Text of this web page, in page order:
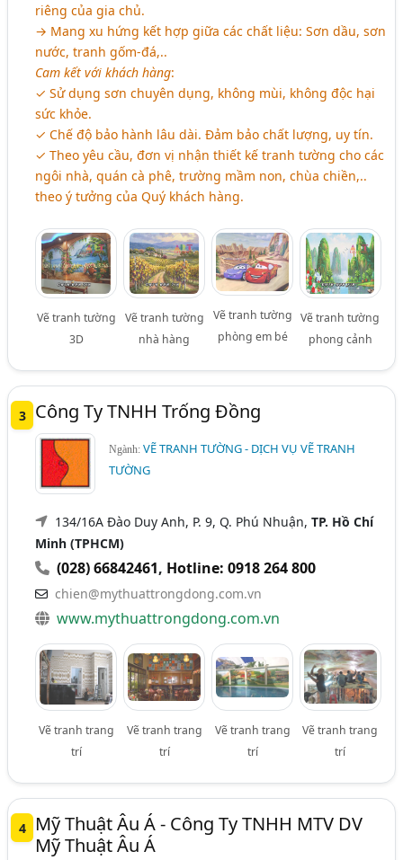
riêng của gia chủ.
→ Mang xu hứng kết hợp giữa các chất liệu: Sơn dầu, sơn
nước, tranh gốm-đá,..
Cam kết với khách hàng:
✓ Sử dụng sơn chuyên dụng, không mùi, không độc hại
sức khỏe.
✓ Chế độ bảo hành lâu dài. Đảm bảo chất lượng, uy tín.
✓ Theo yêu cầu, đơn vị nhận thiết kế tranh tường cho các
ngôi nhà, quán cà phê, trường mầm non, chùa chiền,..
theo ý tưởng của Quý khách hàng.
Vẽ tranh tường
3D
Vẽ tranh tường
nhà hàng
Vẽ tranh tường
phòng em bé
Vẽ tranh tường
phong cảnh
3 Công Ty TNHH Trống Đồng
Ngành:VẼ TRANH TƯỜNG - DỊCH VỤ VẼ TRANH
TƯỜNG
134/16A Đào Duy Anh, P. 9, Q. Phú Nhuận,TP. Hồ Chí
Minh (TPHCM)
(028) 66842461, Hotline: 0918 264 800
chien@mythuattrongdong.com.vn
www.mythuattrongdong.com.vn
Vẽ tranh trang
trí
Vẽ tranh trang
trí
Vẽ tranh trang
trí
Vẽ tranh trang
trí
4
Mỹ Thuật Âu Á - Công Ty TNHH MTV DV
Mỹ Thuật Âu Á